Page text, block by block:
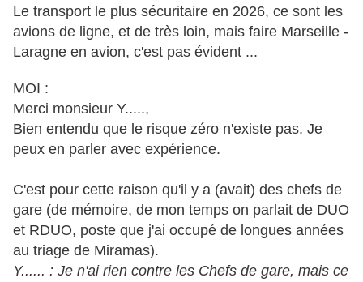
Le transport le plus sécuritaire en 2026, ce sont les
avions de ligne, et de très loin, mais faire Marseille -
Laragne en avion, c'est pas évident ...
MOI :
‌Merci monsieur Y.....,
Bien entendu que le risque zéro n'existe pas. Je
peux en parler avec expérience.
C'est pour cette raison qu'il y a (avait) des chefs de
gare (de mémoire, de mon temps on parlait de DUO
et RDUO, poste que j'ai occupé de longues années
au triage de Miramas).
Y...... : Je n'ai rien contre les Chefs de gare, mais ce